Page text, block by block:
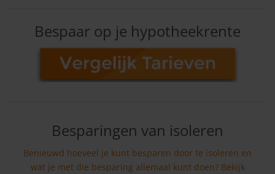
Bespaar op je hypotheekrente
Besparingen van isoleren
Benieuwd hoeveel je kunt besparen door te isoleren en
wat je met die besparing allemaal kunt doen? Bekijk